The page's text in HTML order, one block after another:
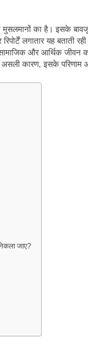
का है। इसके
लगातार यह बताती
और आर्थिक जीवन
असली कारण, इसके परिणाम
जाए?